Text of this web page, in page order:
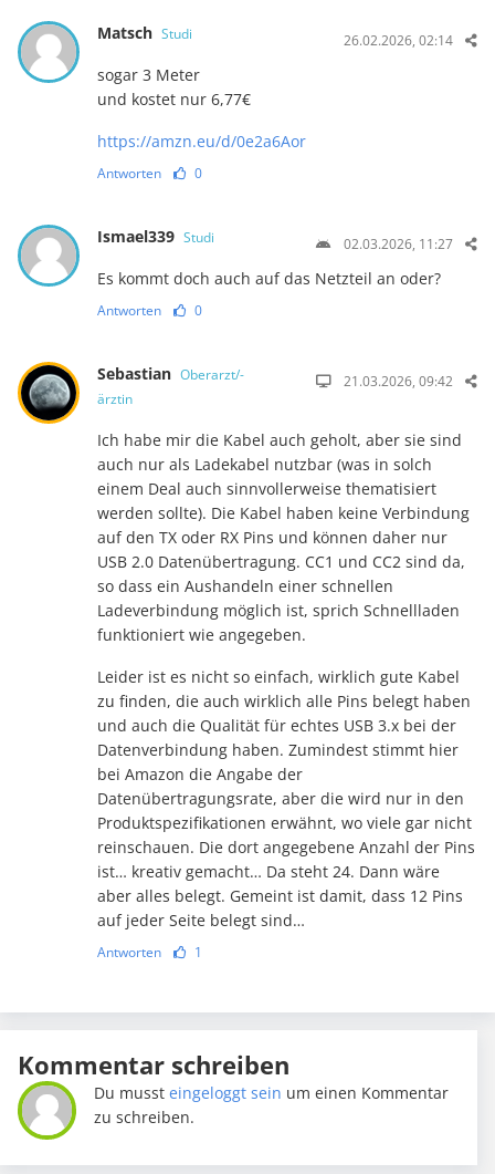
Matsch Studi 26.02.2026, 02:14
sogar 3 Meter
und kostet nur 6,77€
https://amzn.eu/d/0e2a6Aor
Antworten 0
Ismael339 Studi 02.03.2026, 11:27
Es kommt doch auch auf das Netzteil an oder?
Antworten 0
Sebastian Oberarzt/-
ärztin
21.03.2026, 09:42
Ich habe mir die Kabel auch geholt, aber sie sind
auch nur als Ladekabel nutzbar (was in solch
einem Deal auch sinnvollerweise thematisiert
werden sollte). Die Kabel haben keine Verbindung
auf den TX oder RX Pins und können daher nur
USB 2.0 Datenübertragung. CC1 und CC2 sind da,
so dass ein Aushandeln einer schnellen
Ladeverbindung möglich ist, sprich Schnellladen
funktioniert wie angegeben.
Leider ist es nicht so einfach, wirklich gute Kabel
zu finden, die auch wirklich alle Pins belegt haben
und auch die Qualität für echtes USB 3.x bei der
Datenverbindung haben. Zumindest stimmt hier
bei Amazon die Angabe der
Datenübertragungsrate, aber die wird nur in den
Produktspezifikationen erwähnt, wo viele gar nicht
reinschauen. Die dort angegebene Anzahl der Pins
ist… kreativ gemacht… Da steht 24. Dann wäre
aber alles belegt. Gemeint ist damit, dass 12 Pins
auf jeder Seite belegt sind…
Antworten 1
Kommentar schreiben
Du mussteingeloggt sein um einen Kommentar
zu schreiben.